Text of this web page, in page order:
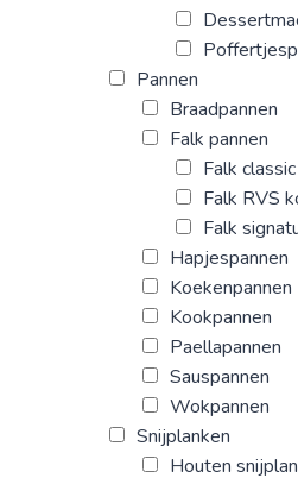
Pannen
Braadpannen
Falk pannen
Falk
Falk RVS
Falk
Hapjespannen
Koekenpannen
Kookpannen
Paellapannen
Sauspannen
Wokpannen
Snijplanken
Houten